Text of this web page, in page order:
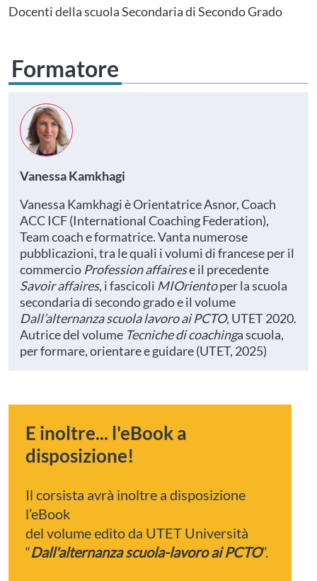
tuo profilo personale
Prima di procedere all'iscrizione aggiorna le tue scuole in
Area Personale
Docenti della scuola Secondaria di Secondo Grado
Formatore
Vanessa Kamkhagi
Vanessa Kamkhagi è Orientatrice Asnor, Coach
ACC ICF (International Coaching Federation),
Team coach e formatrice. Vanta numerose
pubblicazioni, tra le quali i volumi di francese per il
commercio Profession affairese il precedente
Savoiraffaires, i fascicoli MIOrientoper la scuola
secondaria di secondo grado e il volume
Dall’alternanza scuola lavoro ai PCTO, UTET 2020.
Autrice del volume Tecniche di coachinga scuola,
per formare, orientare e guidare (UTET, 2025)
E inoltre... l'eBook a
disposizione!
Il corsista avrà inoltre a disposizione
l’eBook
del volume edito da UTET Università
“Dall'alternanza scuola-lavoro ai PCTO”.